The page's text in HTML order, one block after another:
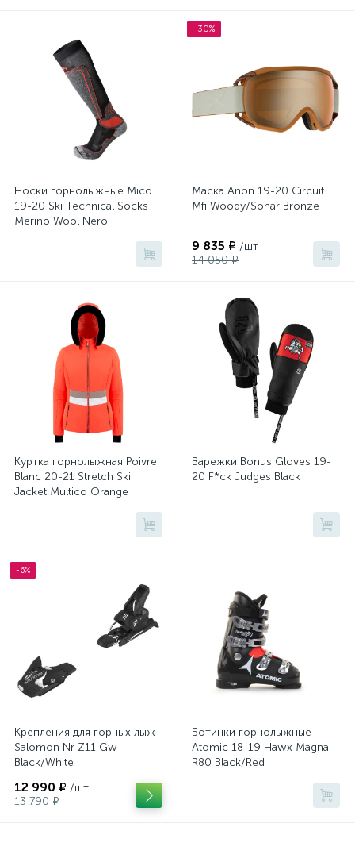
Носки горнолыжные Mico
19-20 Ski Technical Socks
Merino Wool Nero
-30%
Маска Anon 19-20 Circuit
Mfi Woody/Sonar Bronze
9 835 ₽ /шт
14 050 ₽
Куртка горнолыжная Poivre
Blanc 20-21 Stretch Ski
Jacket Multico Orange
Варежки Bonus Gloves 19-
20 F*ck Judges Black
-6%
Крепления для горных лыж
Salomon Nr Z11 Gw
Black/White
12 990 ₽ /шт
13 790 ₽
Ботинки горнолыжные
Atomic 18-19 Hawx Magna
R80 Black/Red